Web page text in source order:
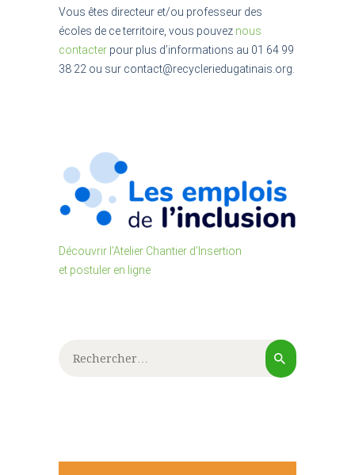
Vous êtes directeur et/ou professeur des
écoles de ce territoire, vous pouvez nous
contacter pour plus d’informations au 01 64 99
38 22 ou sur contact@recycleriedugatinais.org.
Découvrir l’Atelier Chantier d’Insertion
et postuler en ligne